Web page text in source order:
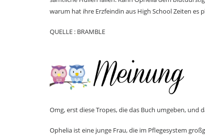
warum hat ihre Erzfeindin aus High School Zeiten es
QUELLE : BRAMBLE
Omg, erst diese Tropes, die das Buch umgeben,
Ophelia ist eine junge Frau, die im Pflegesystem